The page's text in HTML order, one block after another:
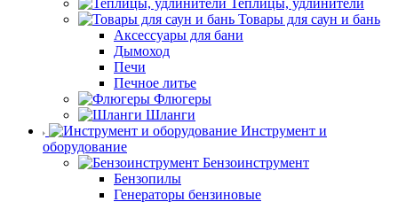
Теплицы, удлинители
Товары для саун и бань
Аксессуары для бани
Дымоход
Печи
Печное литье
Флюгеры
Шланги
Инструмент и
оборудование
Бензоинструмент
Бензопилы
Генераторы бензиновые